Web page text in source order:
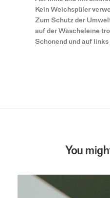
Kein Weichspüler
Zum Schutz der
auf der Wäscheleine
Schonend und auf
You